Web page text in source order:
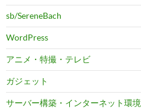
sb/SereneBach
WordPress
アニメ・特撮・テレビ
ガジェット
サーバー構築・インターネット環境